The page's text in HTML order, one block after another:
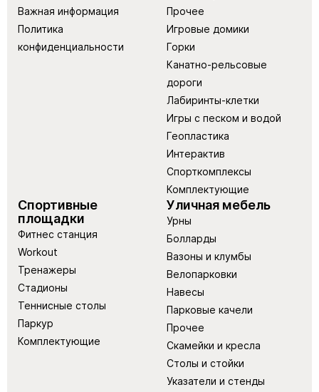
Важная информация
Политика
конфиденциальности
Прочее
Игровые домики
Горки
Канатно-рельсовые
дороги
Лабиринты-клетки
Игры с песком и водой
Геопластика
Интерактив
Спорткомплексы
Комплектующие
Спортивные
площадки
Фитнес станция
Workout
Тренажеры
Стадионы
Теннисные столы
Паркур
Комплектующие
Уличная мебель
Урны
Болларды
Вазоны и клумбы
Велопарковки
Навесы
Парковые качели
Прочее
Скамейки и кресла
Столы и стойки
Указатели и стенды